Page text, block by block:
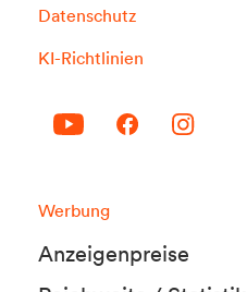
Datenschutz
KI-Richtlinien
Werbung
Anzeigenpreise